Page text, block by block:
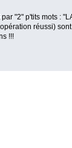
"2" p'tits mots :
réussi)
!!!